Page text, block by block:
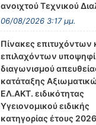
ανοιχτού Τεχνικού
06/08/2026 3:17 μμ.
Πίνακες επιτυχόντων
επιλαχόντων
διαγωνισμού
κατάταξης
ΕΛ.ΑΚΤ. ειδικότητας
Υγειονομικού ειδικής
κατηγορίας έτους